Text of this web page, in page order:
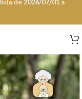
de 2026/07/01 a